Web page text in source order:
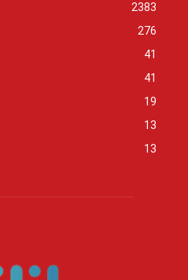
2383
276
41
41
19
13
13